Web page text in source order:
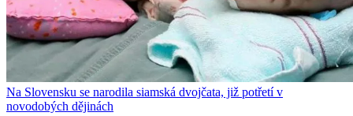
Na Slovensku se narodila siamská dvojčata, již potřetí v
novodobých dějinách